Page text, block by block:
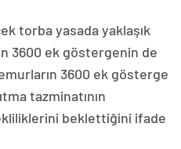
torba yasada yaklaşık
3600 ek göstergenin de
3600 ek gösterge
tazminatının
beklettiğini ifade